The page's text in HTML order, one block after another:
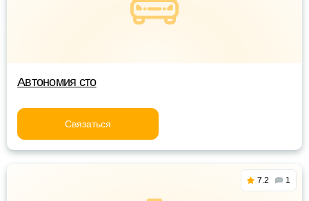
Автономия сто
Связаться
7.2 1